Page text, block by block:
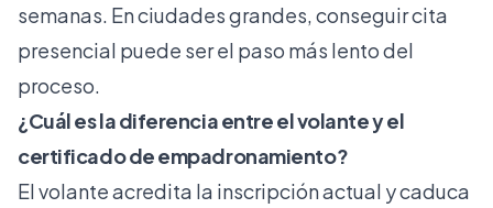
semanas. En ciudades grandes, conseguir cita
presencial puede ser el paso más lento del
proceso.
¿Cuál es la diferencia entre el volante y el
certificado de empadronamiento?
El volante acredita la inscripción actual y caduca